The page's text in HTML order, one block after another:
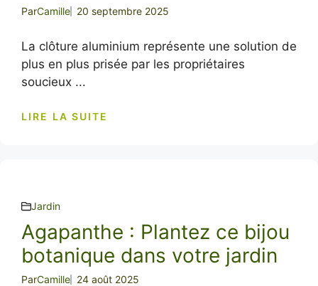
ParCamille 20 septembre 2025
La clôture aluminium représente une solution de
plus en plus prisée par les propriétaires
soucieux ...
LIRE LA SUITE
Jardin
Agapanthe : Plantez ce bijou
botanique dans votre jardin
ParCamille 24 août 2025